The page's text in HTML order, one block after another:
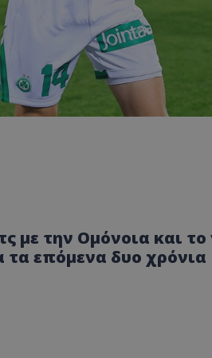
με την Ομόνοια και το
επόμενα δυο χρόνια